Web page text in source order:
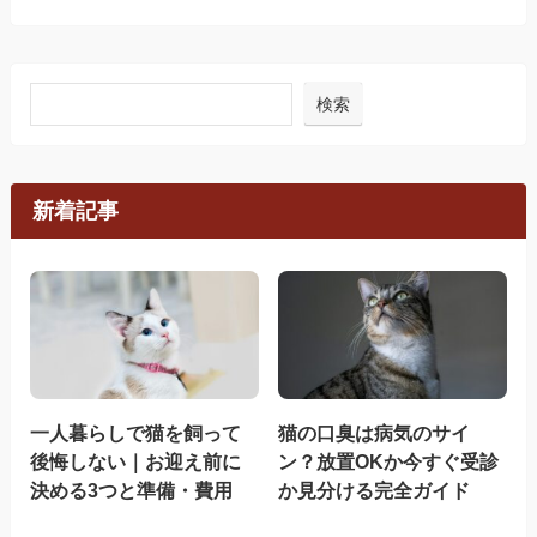
検索
新着記事
一人暮らしで猫を飼って
後悔しない｜お迎え前に
決める3つと準備・費用
猫の口臭は病気のサイ
ン？放置OKか今すぐ受診
か見分ける完全ガイド